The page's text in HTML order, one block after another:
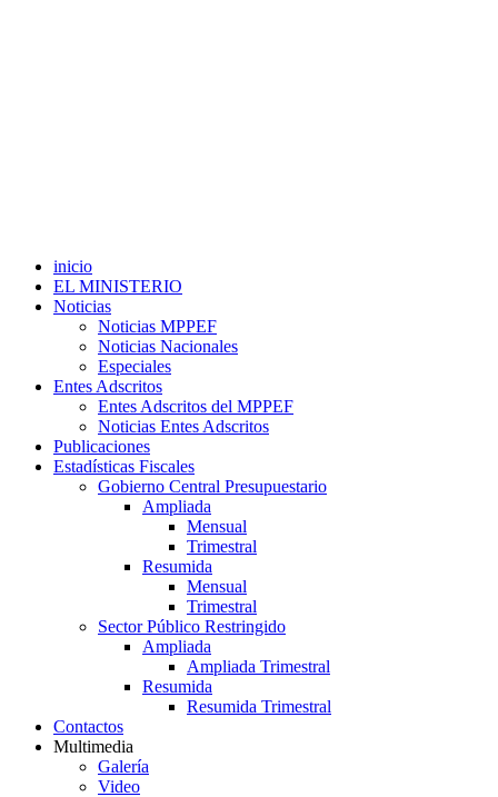
inicio
EL MINISTERIO
Noticias
Noticias MPPEF
Noticias Nacionales
Especiales
Entes Adscritos
Entes Adscritos del MPPEF
Noticias Entes Adscritos
Publicaciones
Estadísticas Fiscales
Gobierno Central Presupuestario
Ampliada
Mensual
Trimestral
Resumida
Mensual
Trimestral
Sector Público Restringido
Ampliada
Ampliada Trimestral
Resumida
Resumida Trimestral
Contactos
Multimedia
Galería
Video